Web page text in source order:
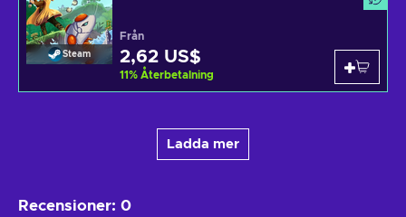
Steam
Från
2,62 US$
11% Återbetalning
Ladda mer
Recensioner: 0